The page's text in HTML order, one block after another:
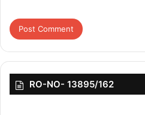
RO-NO- 13895/162